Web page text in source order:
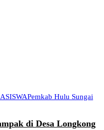
Pemkab Hulu Sungai
di Desa Longkong